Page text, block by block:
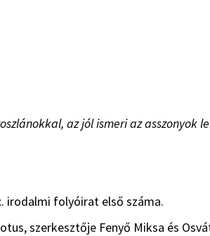
az jól ismeri az asszonyok
irodalmi folyóirat első száma.
szerkesztője Fenyő Miksa és